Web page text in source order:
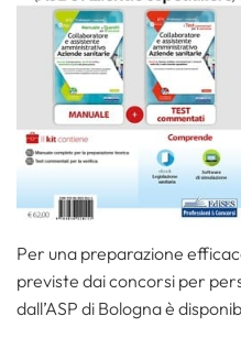
Per una preparazione
previste dai concorsi per
dall’ASP di Bologna è